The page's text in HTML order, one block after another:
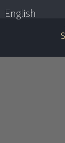
English